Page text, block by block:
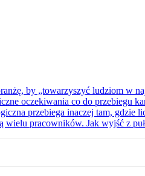
by „towarzyszyć ludziom w
oczekiwania co do przebiegu
przebiega inaczej tam, gdzie
wielu pracowników. Jak wyjść z